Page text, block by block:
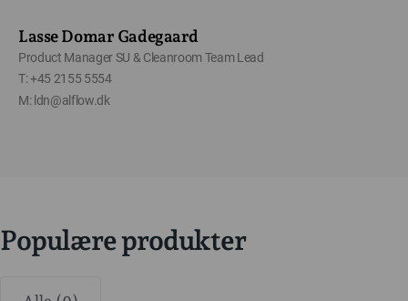
Lasse Domar Gadegaard
Product Manager SU & Cleanroom Team Lead
T: +45 2155 5554
M: ldn@alflow.dk
Populære produkter